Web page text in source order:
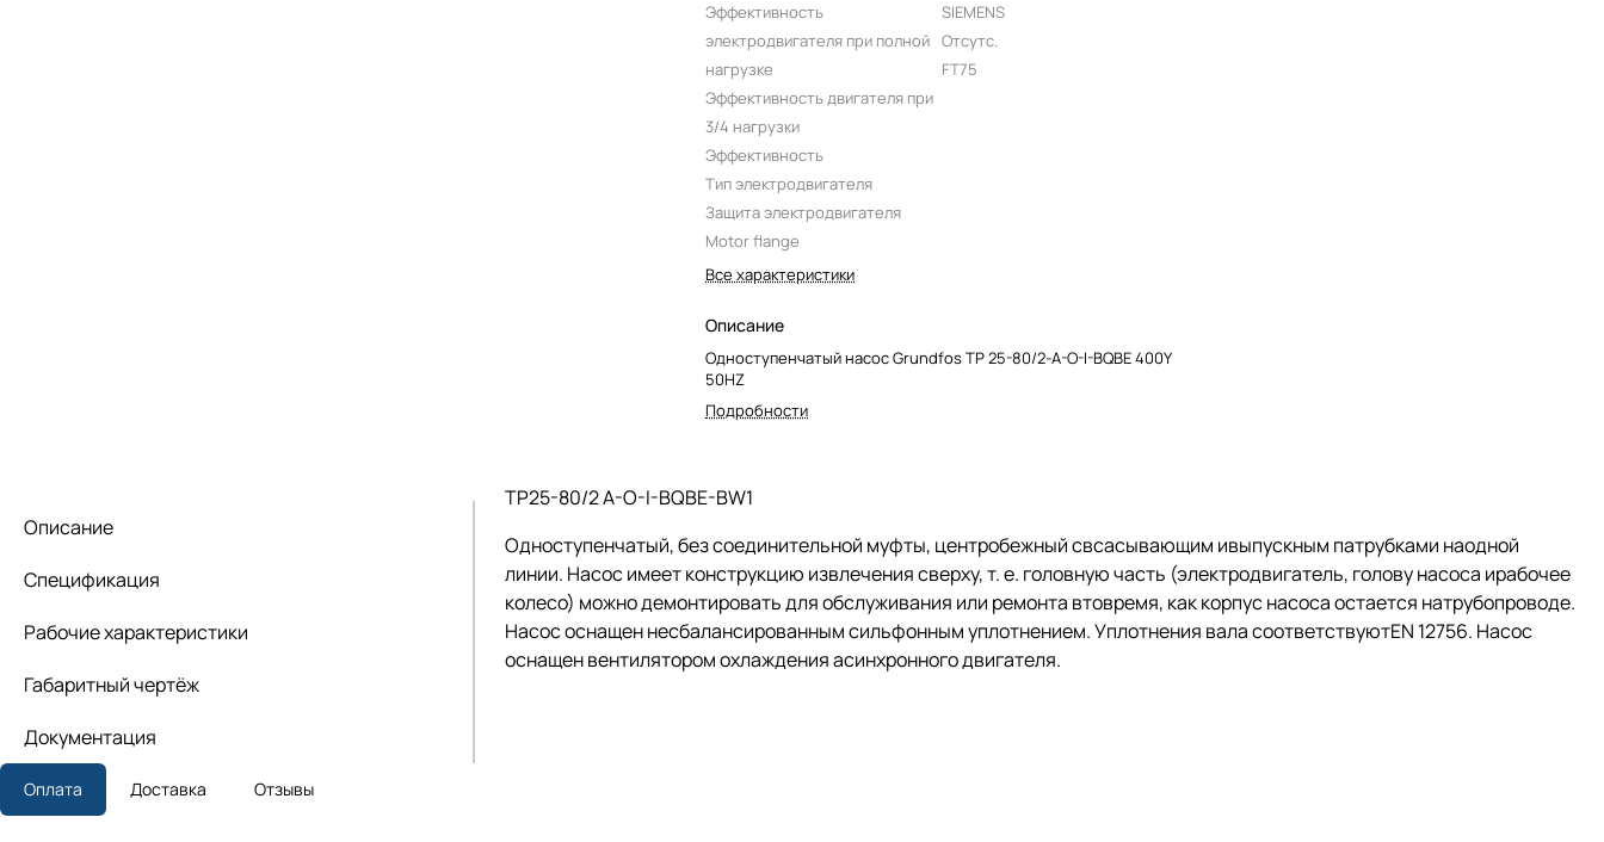
Эффективность
электродвигателя при полной
нагрузке
Эффективность двигателя при
3/4 нагрузки
Эффективность
Тип электродвигателя
Защита электродвигателя
Motor flange
SIEMENS
Отсутс.
FT75
Все характеристики
Описание
Одноступенчатый насос Grundfos TP 25-80/2-A-O-I-BQBE 400Y
50HZ
Подробности
Описание
Спецификация
Рабочие характеристики
Габаритный чертёж
Документация
TP25-80/2 A-O-I-BQBE-BW1
Одноступенчатый, без соединительной муфты, центробежный свсасывающим ивыпускным патрубками наодной
линии. Насос имеет конструкцию извлечения сверху,т. е. головную часть (электродвигатель, голову насоса ирабочее
колесо) можно демонтировать для обслуживания или ремонта втовремя, как корпус насоса остается натрубопроводе.
Насос оснащен несбалансированным сильфонным уплотнением. Уплотнения вала соответствуютEN 12756. Насос
оснащен вентилятором охлаждения асинхронного двигателя.
Оплата Доставка Отзывы